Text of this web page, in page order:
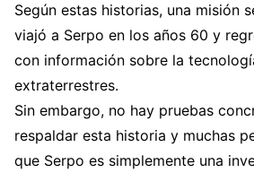
Según estas historias, una misión
viajó a Serpo en los años 60 y
con información sobre la
extraterrestres.
Sin embargo, no hay pruebas
respaldar esta historia y muchas
que Serpo es simplemente una